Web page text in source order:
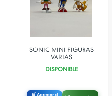
SONIC MINI FIGURAS
VARIAS
DISPONIBLE
🛒 Agregar al